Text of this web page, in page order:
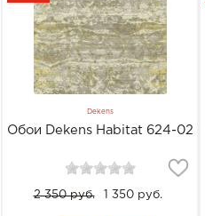
Dekens
Обои Dekens Habitat 624-02
2 350 руб. 1 350 руб.